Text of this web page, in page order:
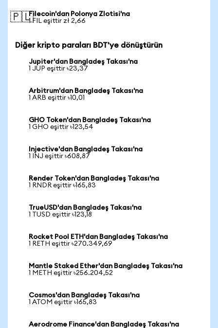
🇵🇱Filecoin'dan Polonya Zlotisi'na
1 FIL eşittir zł 2,66
Diğer kripto paraları BDT'ye dönüştürün
Jupiter'dan Bangladeş Takası'na
1 JUP eşittir ৳23,37
Arbitrum'dan Bangladeş Takası'na
1 ARB eşittir ৳10,01
GHO Token'dan Bangladeş Takası'na
1 GHO eşittir ৳123,54
Injective'dan Bangladeş Takası'na
1 INJ eşittir ৳608,87
Render Token'dan Bangladeş Takası'na
1 RNDR eşittir ৳165,83
TrueUSD'dan Bangladeş Takası'na
1 TUSD eşittir ৳123,18
Rocket Pool ETH'dan Bangladeş Takası'na
1 RETH eşittir ৳270.349,69
Mantle Staked Ether'dan Bangladeş Takası'na
1 METH eşittir ৳256.204,52
Cosmos'dan Bangladeş Takası'na
1 ATOM eşittir ৳165,83
Aerodrome Finance'dan Bangladeş Takası'na